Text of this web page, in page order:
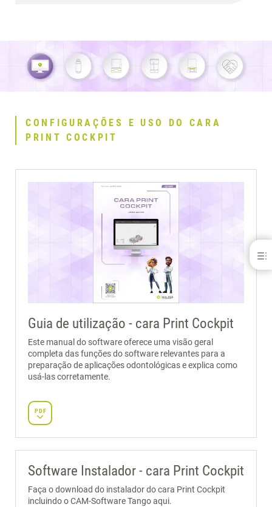
CARA PRINT COCKPIT
CONFIGURAÇÕES E USO DO CARA PRINT COCKPIT
DIMA MATERIALS
SELECIONE SUA DIMA PRINT
CARA PRINT CUBE
IMPRIMA COM A CARA PRINT CUBE
DOWNLOAD DO ARQUIVO DE IMPRESSÃO
SUPORTE TÉCNICO
SUPORTE PARA OUTROS EQUIPAMENTOS CARA PRINT
CONFIGURAÇÕES E USO DO CARA
PRINT COCKPIT
Guia de utilização - cara Print Cockpit
Este manual do software oferece uma visão geral
completa das funções do software relevantes para a
preparação de aplicações odontológicas e explica como
usá-las corretamente.
PDF
Software Instalador - cara Print Cockpit
Faça o download do instalador do cara Print Cockpit
incluindo o CAM-Software Tango aqui.